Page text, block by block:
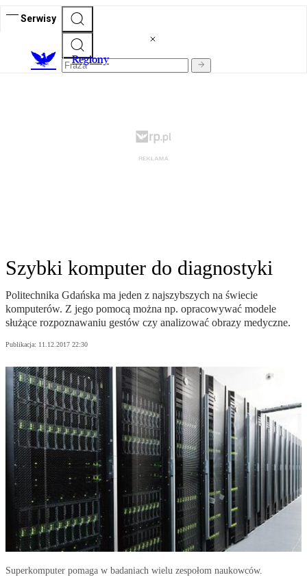
Serwisy
Regiony
Szybki komputer do diagnostyki
Politechnika Gdańska ma jeden z najszybszych na świecie
komputerów. Z jego pomocą można np. opracowywać modele
służące rozpoznawaniu gestów czy analizować obrazy medyczne.
Publikacja: 11.12.2017 22:30
Superkomputer pomaga w badaniach wielu zespołom naukowców.